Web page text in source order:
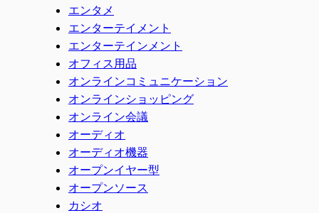
エンタメ
エンターテイメント
エンターテインメント
オフィス用品
オンラインコミュニケーション
オンラインショッピング
オンライン会議
オーディオ
オーディオ機器
オープンイヤー型
オープンソース
カシオ